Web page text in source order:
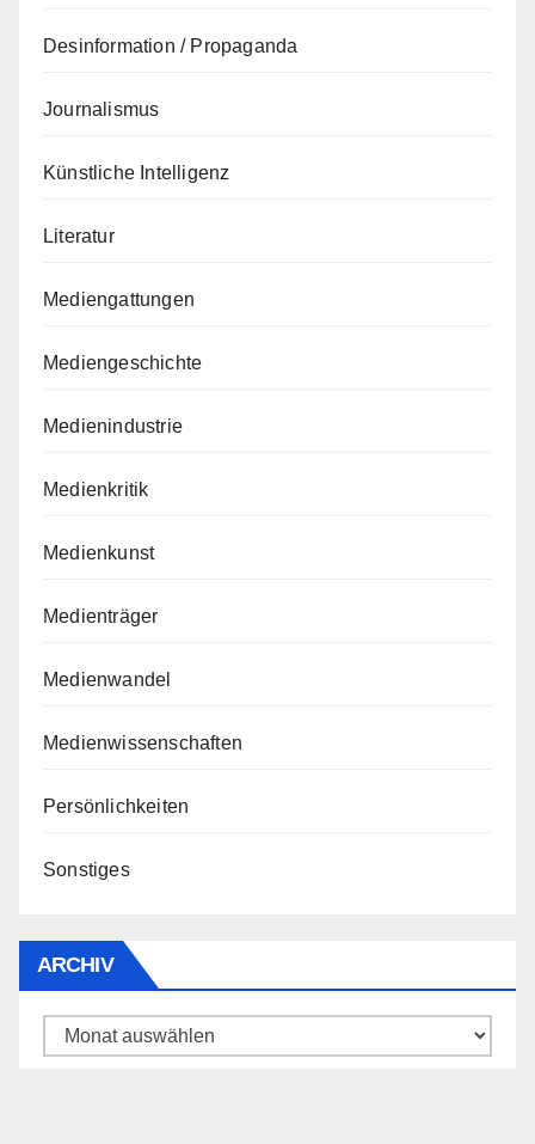
Desinformation / Propaganda
Journalismus
Künstliche Intelligenz
Literatur
Mediengattungen
Mediengeschichte
Medienindustrie
Medienkritik
Medienkunst
Medienträger
Medienwandel
Medienwissenschaften
Persönlichkeiten
Sonstiges
ARCHIV
Archiv